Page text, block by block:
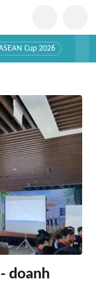
Cup 2026
doanh